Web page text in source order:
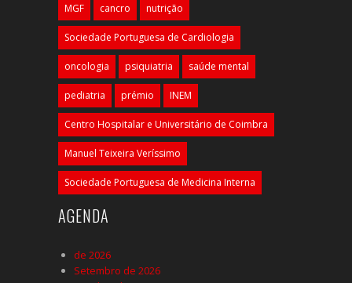
MGF cancro nutrição
Sociedade Portuguesa de Cardiologia
oncologia psiquiatria saúde mental
pediatria prémio INEM
Centro Hospitalar e Universitário de Coimbra
Manuel Teixeira Veríssimo
Sociedade Portuguesa de Medicina Interna
AGENDA
de 2026
Setembro de 2026